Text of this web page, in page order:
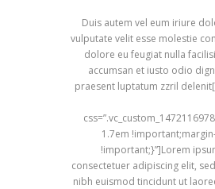
Duis autem vel eum iriure
vulputate velit esse molestie
dolore eu feugiat nulla
accumsan et iusto odio
praesent luptatum zzril
1.7em
!important;}”]Lorem
consectetuer adipiscing elit,
nibh euismod tincidunt ut